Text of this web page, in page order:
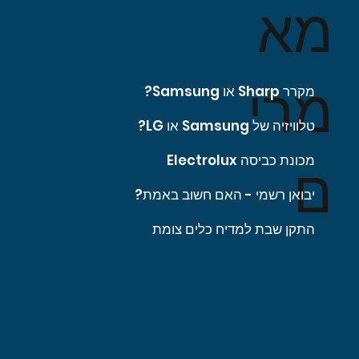
מא
מרי
ם
מקרר Sharp או Samsung?
טלוויזיה של Samsung או LG?
מכונת כביסה Electrolux
יבואן רשמי - האם חשוב באמת?
התקן שבת למדיח כלים צומת